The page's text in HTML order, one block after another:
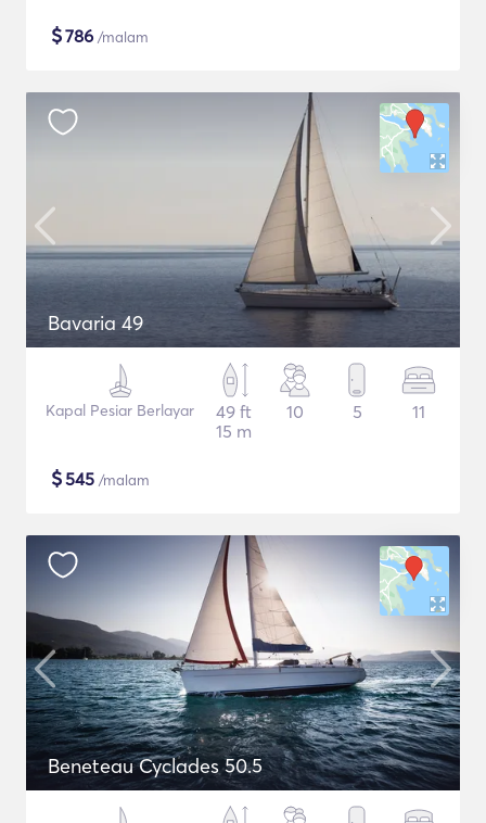
$786 /malam
Bavaria 49
Kapal Pesiar Berlayar
49 ft
15 m
10 5 11
$545 /malam
Beneteau Cyclades 50.5